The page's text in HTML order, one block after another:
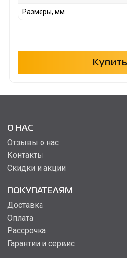
Размеры, мм
Купить
О НАС
Отзывы о нас
Контакты
Скидки и акции
ПОКУПАТЕЛЯМ
Доставка
Оплата
Рассрочка
Гарантии и сервис